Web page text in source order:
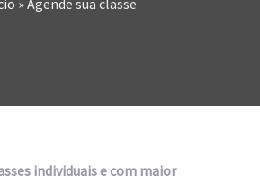
»Agende sua classe
individuais e com maior